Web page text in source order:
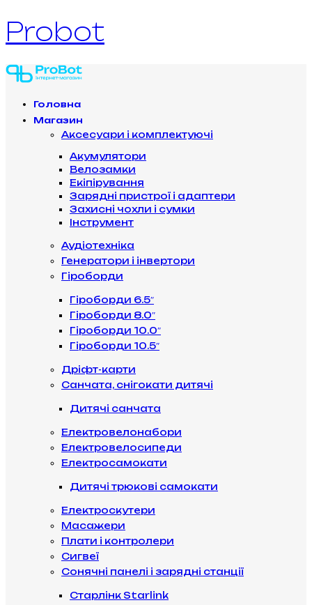
Probot
Головна
Магазин
Аксесуари і комплектуючі
Акумулятори
Велозамки
Екіпірування
Зарядні пристрої і адаптери
Захисні чохли і сумки
Інструмент
Аудіотехніка
Генератори і інвертори
Гіроборди
Гіроборди 6.5″
Гіроборди 8.0″
Гіроборди 10.0″
Гіроборди 10.5″
Дріфт-карти
Санчата, снігокати дитячі
Дитячі санчата
Електровелонабори
Електровелосипеди
Електросамокати
Дитячі трюкові самокати
Електроскутери
Масажери
Плати і контролери
Сигвеї
Сонячні панелі і зарядні станції
Старлінк Starlink